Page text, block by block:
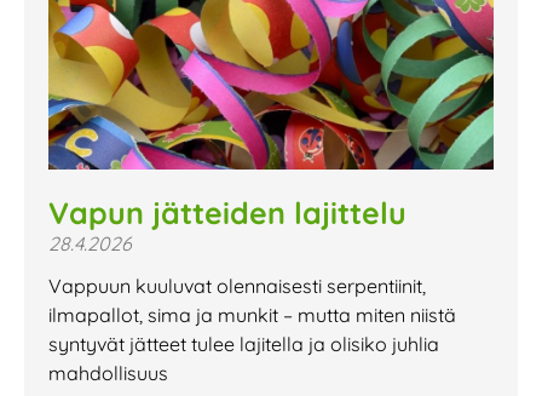
Vapun jätteiden lajittelu
28.4.2026
Vappuun kuuluvat olennaisesti serpentiinit,
ilmapallot, sima ja munkit – mutta miten niistä
syntyvät jätteet tulee lajitella ja olisiko juhlia
mahdollisuus